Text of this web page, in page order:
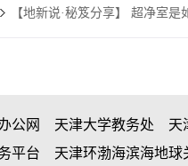
【地新说·秘笈分享】 超净室
公网 天津大学教务处
天
平台
天津环渤海滨海地